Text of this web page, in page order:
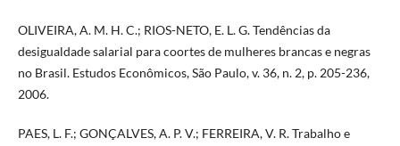
OLIVEIRA, A. M. H. C.; RIOS-NETO, E. L. G. Tendências da
desigualdade salarial para coortes de mulheres brancas e negras
no Brasil. Estudos Econômicos, São Paulo, v. 36, n. 2, p. 205-236,
2006.
PAES, L. F.; GONÇALVES, A. P. V.; FERREIRA, V. R. Trabalho e